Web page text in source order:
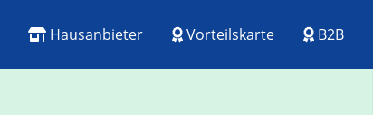
Hausanbieter Vorteilskarte B2B